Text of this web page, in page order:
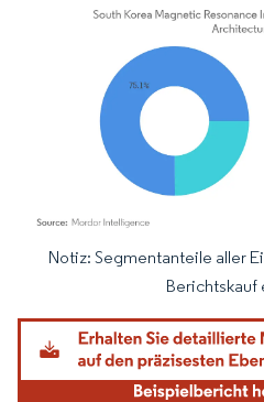
Bild © Mordor Intelligence.
Notiz: Segmentanteile aller
Berichtskauf